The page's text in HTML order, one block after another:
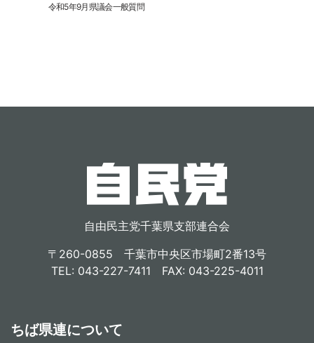
令和5年9月県議会一般質問
自由民主党千葉県支部連合会
〒260-0855 千葉市中央区市場町2番13号
TEL: 043-227-7411 FAX: 043-225-4011
ちば県連について